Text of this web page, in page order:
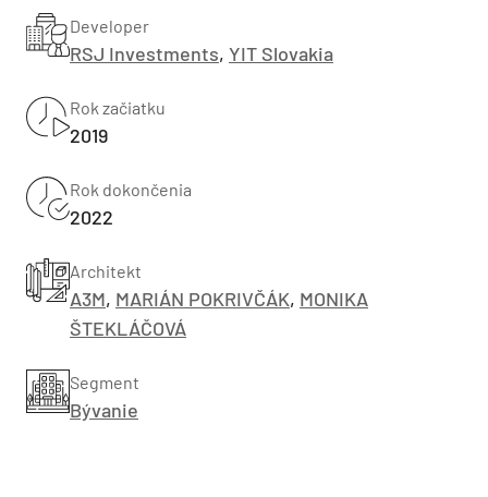
Developer
RSJ Investments, YIT Slovakia
Rok začiatku
2019
Rok dokončenia
2022
Architekt
A3M, MARIÁN POKRIVČÁK, MONIKA
ŠTEKLÁČOVÁ
Segment
Bývanie